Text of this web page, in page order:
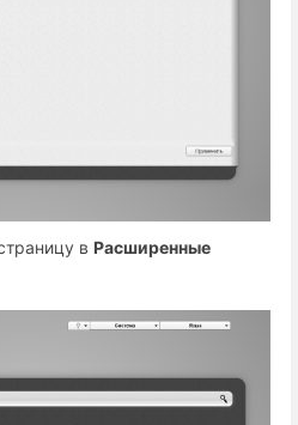
в Расширенные